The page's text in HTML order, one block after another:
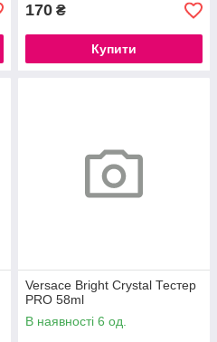
170 ₴
Купити
Versace Bright Crystal Тестер
PRO 58ml
В наявності 6 од.